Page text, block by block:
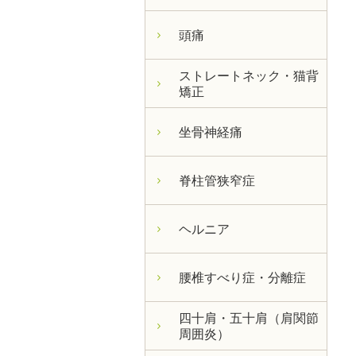
頭痛
ストレートネック・猫背
矯正
坐骨神経痛
脊柱管狭窄症
ヘルニア
腰椎すべり症・分離症
四十肩・五十肩（肩関節
周囲炎）